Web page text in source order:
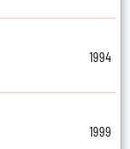
1994
1999